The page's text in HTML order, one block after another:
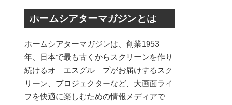
ホームシアターマガジンとは
ホームシアターマガジンは、創業1953
年、日本で最も古くからスクリーンを作り
続けるオーエスグループがお届けするスク
リーン、プロジェクターなど、大画面ライ
フを快適に楽しむための情報メディアで